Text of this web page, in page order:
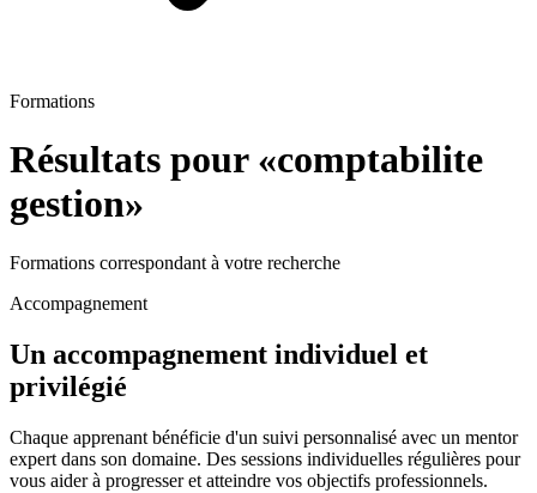
Formations
Résultats pour «comptabilite
gestion»
Formations correspondant à votre recherche
Accompagnement
Un accompagnement individuel et
privilégié
Chaque apprenant bénéficie d'un suivi personnalisé avec un mentor
expert dans son domaine. Des sessions individuelles régulières pour
vous aider à progresser et atteindre vos objectifs professionnels.